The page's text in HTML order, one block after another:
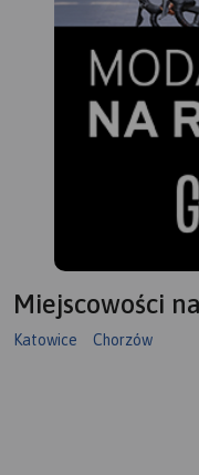
Miejscowości
Katowice Chorzów